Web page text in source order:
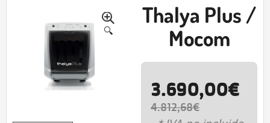
🔍
Thalya Plus /
Mocom
4.812,68€
3.690,00€